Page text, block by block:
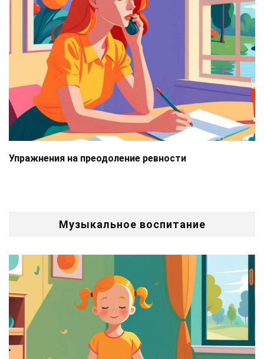
Упражнения на преодоление ревности
Музыкальное воспитание